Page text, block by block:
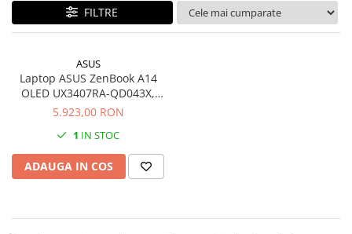
Imprimante termice
Scanere
Accesorii imprimante
Accesorii multifunctionale
Piese schimb
Plottere
Consumabile imprimanta
Drum unit
FILTRE
ASUS
Laptop ASUS ZenBook A14
OLED UX3407RA-QD043X,
Snapdragon X Elite X1E-78-
1 TB, Qualcomm Adreno,
Windows 11 Pro, Zabriskie
Beige
5.923,00 RON
1 IN STOC
ADAUGA IN COS